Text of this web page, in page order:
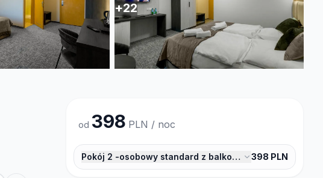
+22
od 398 PLN / noc
Pokój 2 -osobowy standard z balkonem398 PLN